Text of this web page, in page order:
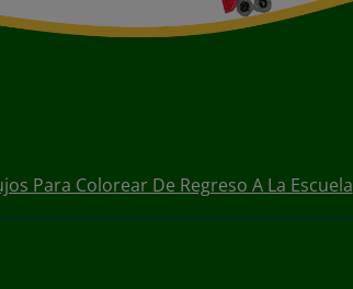
Para Colorear De Regreso A La Escuela